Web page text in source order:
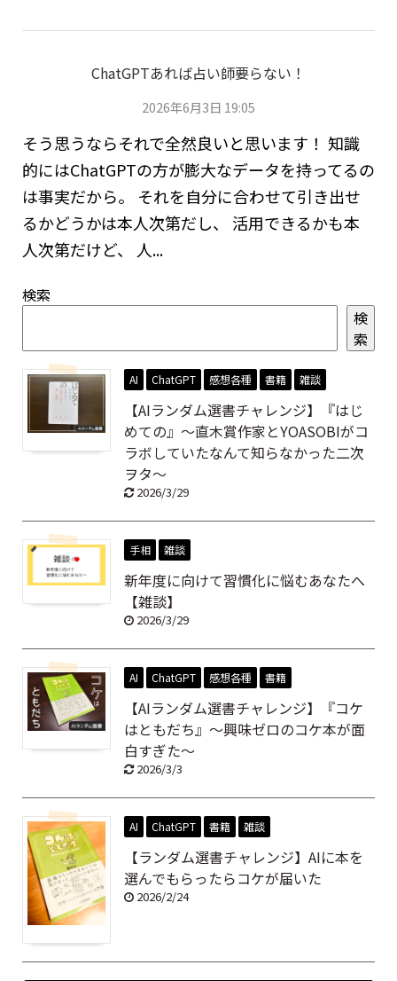
ChatGPTあれば占い師要らない！
2026年6月3日 19:05
そう思うならそれで全然良いと思います！ 知識
的にはChatGPTの方が膨大なデータを持ってるの
は事実だから。 それを自分に合わせて引き出せ
るかどうかは本人次第だし、 活用できるかも本
人次第だけど、 人...
検索
検
索
AI ChatGPT 感想各種 書籍 雑談
【AIランダム選書チャレンジ】『はじ
めての』～直木賞作家とYOASOBIがコ
ラボしていたなんて知らなかった二次
ヲタ～
2026/3/29
手相 雑談
新年度に向けて習慣化に悩むあなたへ
【雑談】
2026/3/29
AI ChatGPT 感想各種 書籍
【AIランダム選書チャレンジ】『コケ
はともだち』～興味ゼロのコケ本が面
白すぎた～
2026/3/3
AI ChatGPT 書籍 雑談
【ランダム選書チャレンジ】AIに本を
選んでもらったらコケが届いた
2026/2/24